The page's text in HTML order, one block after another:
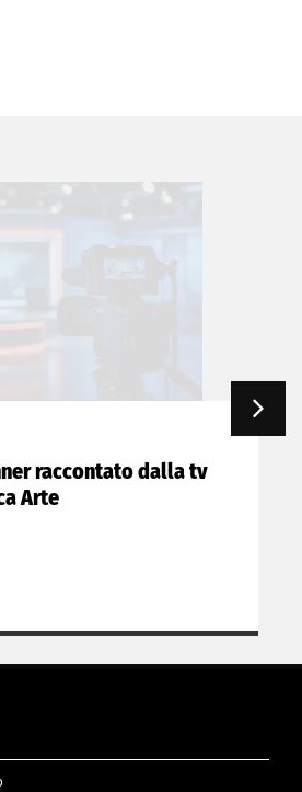
raccontato dalla tv
Arte